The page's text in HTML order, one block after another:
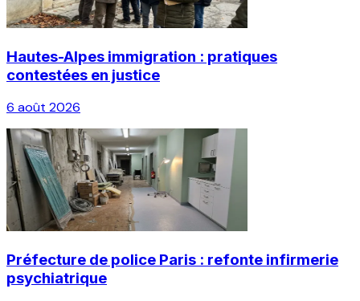
Hautes-Alpes immigration : pratiques
contestées en justice
6 août 2026
Préfecture de police Paris : refonte infirmerie
psychiatrique